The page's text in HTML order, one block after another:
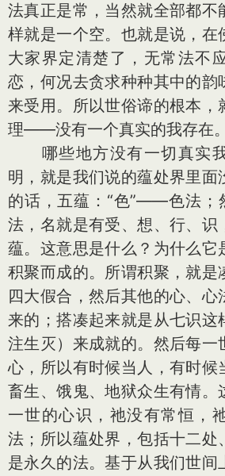
法真正是常，当然就全部都不
样就是一个空。也就是说，在
大家界定清楚了，无常法不
恋，何况去贪求种种其中的韵
来受用。所以世俗谛的根本，
理——没有一个真实的我存在。
哪些地方没有一切真实我
明，就是我们说的蕴处界里面
的话，五蕴：“色”——色法；
法，名就是有受、想、行、识
蕴。这意思是什么？为什么它
积聚而成的。所谓积聚，就是
四大假合，然后其他的心、心
来的；搭凑起来就是从七识这
注生灭）来成就的。然后每一
心，所以有时候当人，有时候
畜生、饿鬼、地狱众生有情。
一世的心识，祂没有常恒，
法；所以蕴处界，包括十二处
是永久的法。基于从我们世间